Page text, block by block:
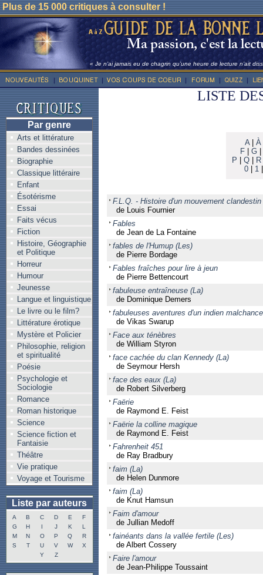
Plus de 15 000 critiques à consulter !
« Je n’ai jamais eu de chagrin qu’une heure de lecture n’ait
Par genre
Arts et littérature
Bandes dessinées
Biographie
Classique littéraire
Enfant
Ésotérisme
Essai
Faits vécus
Fiction
Histoire, Géographie
et Politique
Horreur
Humour
Jeunesse
Langue et linguistique
Le livre ou le film?
Littérature érotique
Mystère et Policier
Philosophie, religion
et spiritualité
Poésie
Psychologie et
Sociologie
Romance
Roman historique
Science
Science fiction et
Fantaisie
Théâtre
Vie pratique
Voyage et Tourisme
Liste par auteurs
A B C D E
F
G
H I J K
L
M
N O P Q
R
S
T U V W
X
Y
Z
LISTE
A| À
F
G
P
Q R
0
1
F.L.Q. - Histoire d'un mouvement clandestin
de Louis Fournier
Fables
de Jean de La Fontaine
fables de l'Humup (Les)
de Pierre Bordage
Fables fraîches pour lire à jeun
de Pierre Bettencourt
fabuleuse entraîneuse (La)
de Dominique Demers
fabuleuses aventures d'un indien
de Vikas Swarup
Face aux ténèbres
de William Styron
face cachée du clan Kennedy (La)
de Seymour Hersh
face des eaux (La)
de Robert Silverberg
Faërie
de Raymond E. Feist
Faërie la colline magique
de Raymond E. Feist
Fahrenheit 451
de Ray Bradbury
faim (La)
de Helen Dunmore
faim (La)
de Knut Hamsun
Faim d'amour
de Jullian Medoff
fainéants dans la vallée fertile (Les)
de Albert Cossery
Faire l'amour
de Jean-Philippe Toussaint